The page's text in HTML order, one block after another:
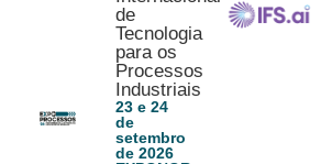
de
Tecnologia
para os
Processos
Industriais
23 e 24
de
setembro
de 2026